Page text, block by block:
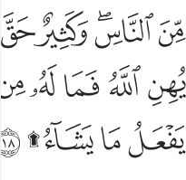
ﱸﱹﱺﱻﱼ
ﲁﲂﲃﲄﲅ
ﲊﲋﲌﲍﲎ